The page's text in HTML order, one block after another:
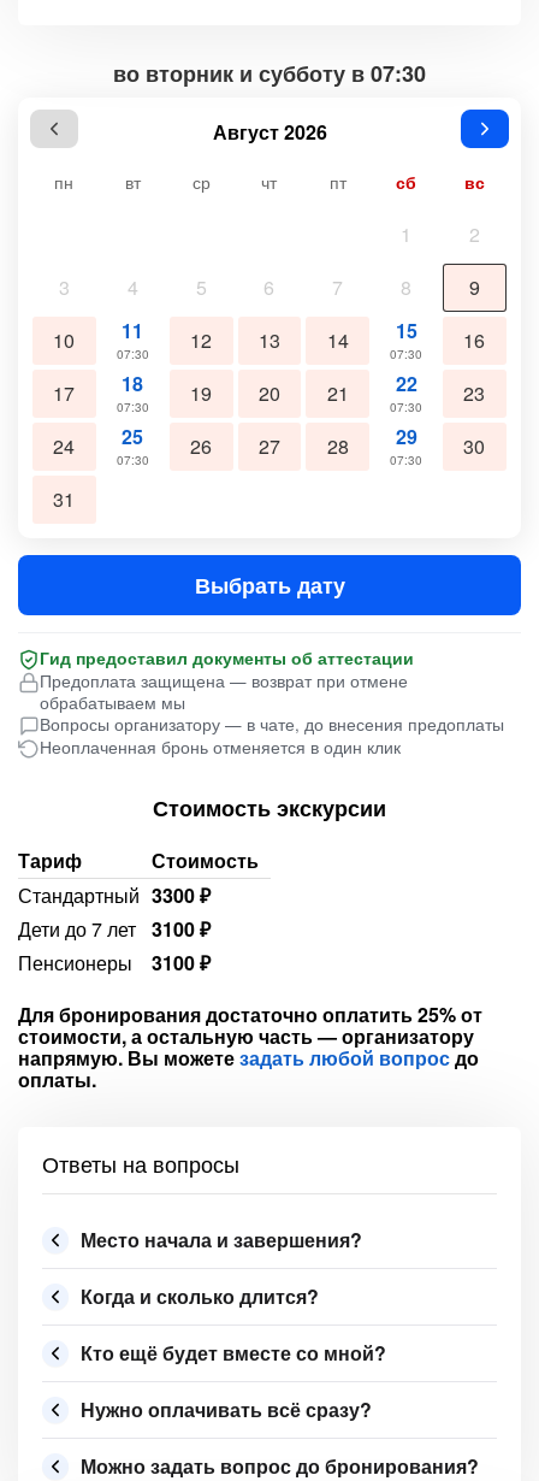
во вторник и субботу в 07:30
Август 2026
пн вт ср чт пт сб вс
1
2
3
4 5 6 7 8
9
10
11
07:30 12 13 14 15
07:30
16
17
18
07:30 19 20 21 22
07:30
23
24
25
07:30 26 27 28 29
07:30
30
31
Выбрать дату
Гид предоставил документы об аттестации
Предоплата защищена — возврат при отмене
обрабатываем мы
Вопросы организатору — в чате, до внесения предоплаты
Неоплаченная бронь отменяется в один клик
Стоимость экскурсии
Тариф
Стоимость
Стандартный 3300 ₽
Дети до 7 лет 3100 ₽
Пенсионеры
3100 ₽
Для бронирования достаточно оплатить 25% от
стоимости, а остальную часть — организатору
напрямую. Вы можетезадать любой вопросдо
оплаты.
Ответы на вопросы
Место начала и завершения?
Когда и сколько длится?
Кто ещё будет вместе со мной?
Нужно оплачивать всё сразу?
Можно задать вопрос до бронирования?